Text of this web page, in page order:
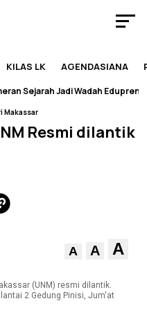
KILAS LK AGENDASIANA
Sejarah Jadi Wadah
Makassar
Resmi dilantik
A A A